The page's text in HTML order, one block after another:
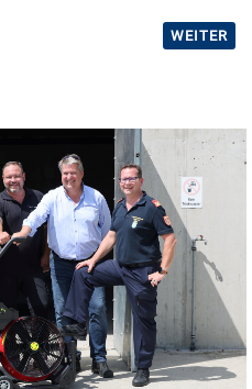
WEITER